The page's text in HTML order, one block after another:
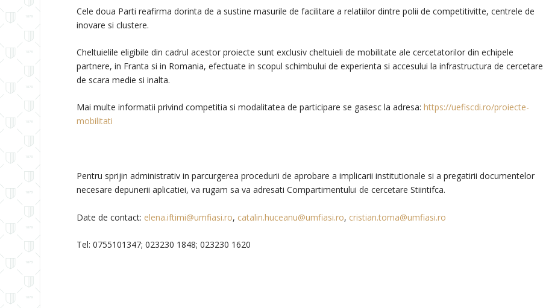
Cele doua Parti reafirma dorinta de a sustine masurile de facilitare a relatiilor dintre polii de competitivitte, centrele de
inovare si clustere.
Cheltuielile eligibile din cadrul acestor proiecte sunt exclusiv cheltuieli de mobilitate ale cercetatorilor din echipele
partnere, in Franta si in Romania, efectuate in scopul schimbului de experienta si accesului la infrastructura de cercetare
de scara medie si inalta.
Mai multe informatii privind competitia si modalitatea de participare se gasesc la adresa:https://uefiscdi.ro/proiecte-
mobilitati
Pentru sprijin administrativ in parcurgerea procedurii de aprobare a implicarii institutionale si a pregatirii documentelor
necesare depunerii aplicatiei, va rugam sa va adresati Compartimentului de cercetare Stiintifca.
Date de contact: elena.iftimi@umfiasi.ro, catalin.huceanu@umfiasi.ro, cristian.toma@umfiasi.ro
Tel: 0755101347; 023230 1848; 023230 1620